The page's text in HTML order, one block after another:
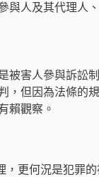
人及其代理人
害人參與訴訟
，但因為法條的
賴觀察。
更何況是犯罪